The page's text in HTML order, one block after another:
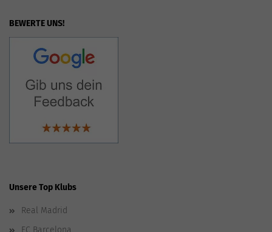
BEWERTE UNS!
Unsere Top Klubs
Real Madrid
FC Barcelona